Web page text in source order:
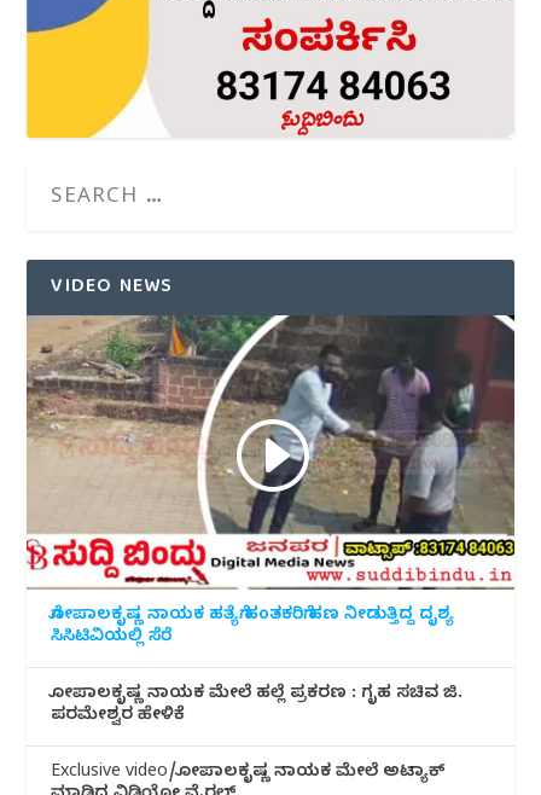
VIDEO NEWS
ಗೋಪಾಲಕೃಷ್ಣ ನಾಯಕ ಹತ್ಯೆಗೆ ಹಂತಕರಿಗೆ ಹಣ ನೀಡುತ್ತಿದ್ದ ದೃಶ್ಯ
ಸಿಸಿಟಿವಿಯಲ್ಲಿ ಸೆರೆ
ಗೋಪಾಲಕೃಷ್ಣ ನಾಯಕ ಮೇಲೆ ಹಲ್ಲೆ ಪ್ರಕರಣ : ಗೃಹ ಸಚಿವ ಜಿ.
ಪರಮೇಶ್ವರ ಹೇಳಿಕೆ
Exclusive video/ಗೋಪಾಲಕೃಷ್ಣ ನಾಯಕ ಮೇಲೆ ಅಟ್ಯಾಕ್